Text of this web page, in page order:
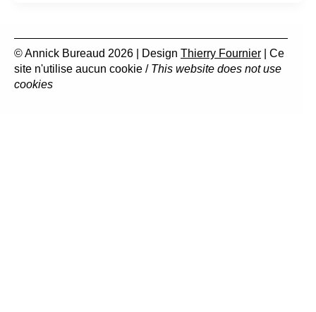
© Annick Bureaud 2026 | Design Thierry Fournier | Ce
site n'utilise aucun cookie / This website does not use
cookies